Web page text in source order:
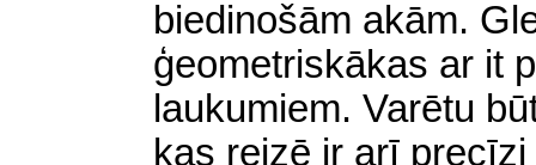
biedinošām akām.
ģeometriskākas ar it
laukumiem. Varētu
kas reizē ir arī